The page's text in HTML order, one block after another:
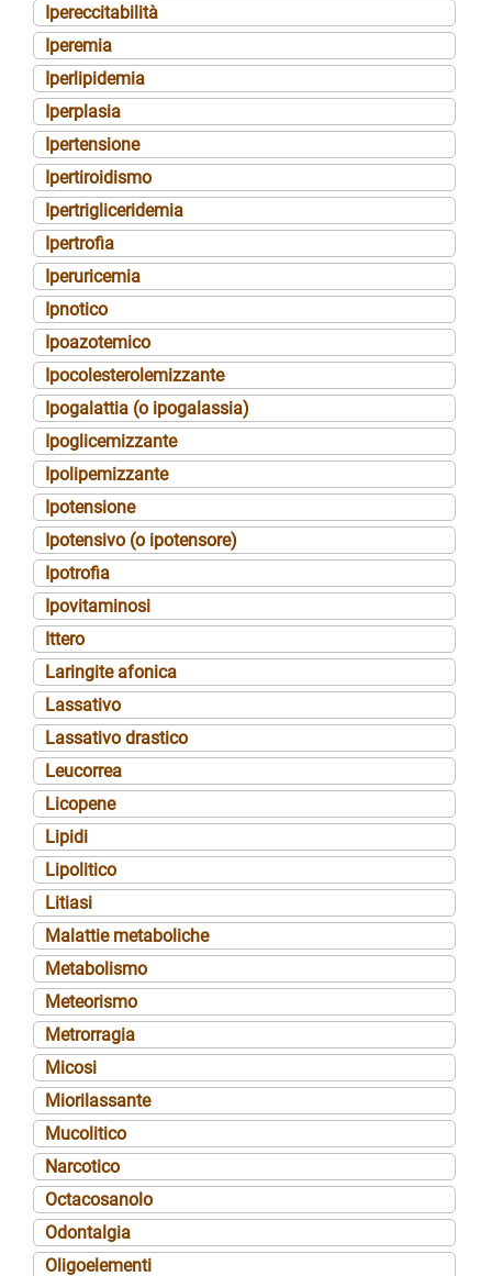
Ipereccitabilità
Iperemia
Iperlipidemia
Iperplasia
Ipertensione
Ipertiroidismo
Ipertrigliceridemia
Ipertrofia
Iperuricemia
Ipnotico
Ipoazotemico
Ipocolesterolemizzante
Ipogalattia (o ipogalassia)
Ipoglicemizzante
Ipolipemizzante
Ipotensione
Ipotensivo (o ipotensore)
Ipotrofia
Ipovitaminosi
Ittero
Laringite afonica
Lassativo
Lassativo drastico
Leucorrea
Licopene
Lipidi
Lipolitico
Litiasi
Malattie metaboliche
Metabolismo
Meteorismo
Metrorragia
Micosi
Miorilassante
Mucolitico
Narcotico
Octacosanolo
Odontalgia
Oligoelementi